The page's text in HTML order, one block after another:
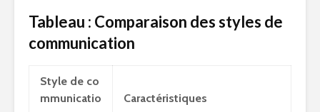
Tableau : Comparaison des styles de
communication
Style de co
mmunicatio
Caractéristiques